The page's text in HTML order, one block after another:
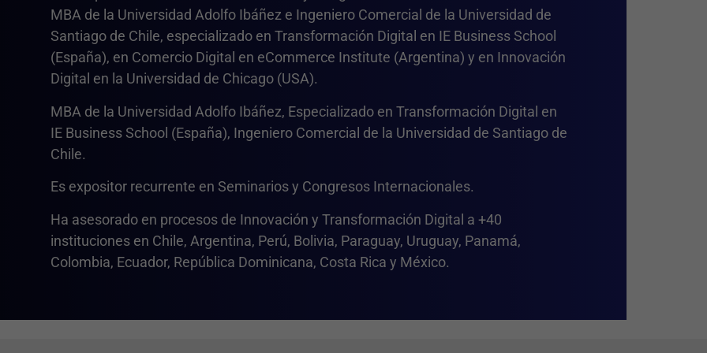
MBA de la Universidad Adolfo Ibáñez e Ingeniero Comercial de la Universidad de
Santiago de Chile, especializado en Transformación Digital en IE Business School
(España), en Comercio Digital en eCommerce Institute (Argentina) y en Innovación
Digital en la Universidad de Chicago (USA).
MBA de la Universidad Adolfo Ibáñez, Especializado en Transformación Digital en
IE Business School (España), Ingeniero Comercial de la Universidad de Santiago de
Chile.
Es expositor recurrente en Seminarios y Congresos Internacionales.
Ha asesorado en procesos de Innovación y Transformación Digital a +40
instituciones en Chile, Argentina, Perú, Bolivia, Paraguay, Uruguay, Panamá,
Colombia, Ecuador, República Dominicana, Costa Rica y México.